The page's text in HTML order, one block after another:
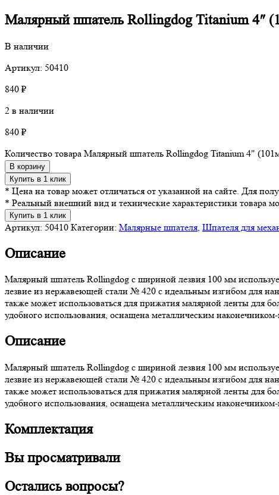
Малярный шпатель Rollingdog Titanium 4″
В наличии
Артикул: 50410
840 ₽
2 в наличии
840 ₽
Количество товара Малярный шпатель Rollingdog Titanium 4"
В корзину
Купить в 1 клик
* Цена на товар может отличаться от указанной на сайте. Для
* Реальный внешний вид и технические характеристики товара
Купить в 1 клик
Артикул: 50410 Категории: Малярные шпателя Шпателя для
Описание
Малярный шпатель Rollingdog с шириной лезвия 100 мм
лезвие из нержавеющей стали № 420 с идеальным изгибом для
также может использоваться для прижатия малярной ленты для
удобного использования, оснащена металлическим
Описание
Малярный шпатель Rollingdog с шириной лезвия 100 мм
лезвие из нержавеющей стали № 420 с идеальным изгибом для
также может использоваться для прижатия малярной ленты для
удобного использования, оснащена металлическим
Комплектация
Вы просматривали
Остались вопросы?